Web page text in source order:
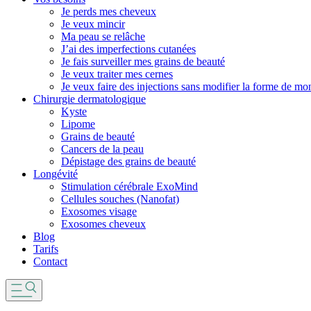
Je perds mes cheveux
Je veux mincir
Ma peau se relâche
J’ai des imperfections cutanées
Je fais surveiller mes grains de beauté
Je veux traiter mes cernes
Je veux faire des injections sans modifier la forme de
Chirurgie dermatologique
Kyste
Lipome
Grains de beauté
Cancers de la peau
Dépistage des grains de beauté
Longévité
Stimulation cérébrale ExoMind
Cellules souches (Nanofat)
Exosomes visage
Exosomes cheveux
Blog
Tarifs
Contact